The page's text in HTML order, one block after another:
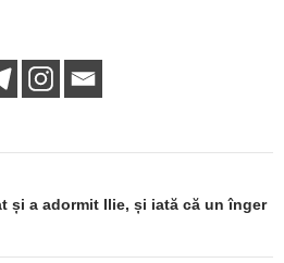
și a adormit Ilie, și iată că un înger